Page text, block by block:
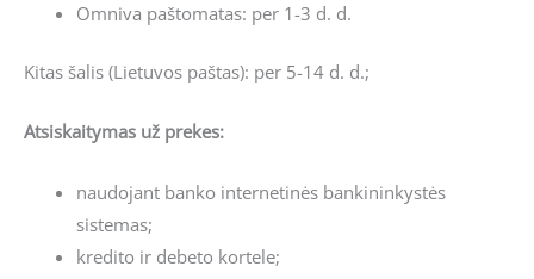
Omniva paštomatas: per 1-3 d. d.
Kitas šalis (Lietuvos paštas): per 5-14 d. d.;
Atsiskaitymas už prekes:
naudojant banko internetinės bankininkystės
sistemas;
kredito ir debeto kortele;